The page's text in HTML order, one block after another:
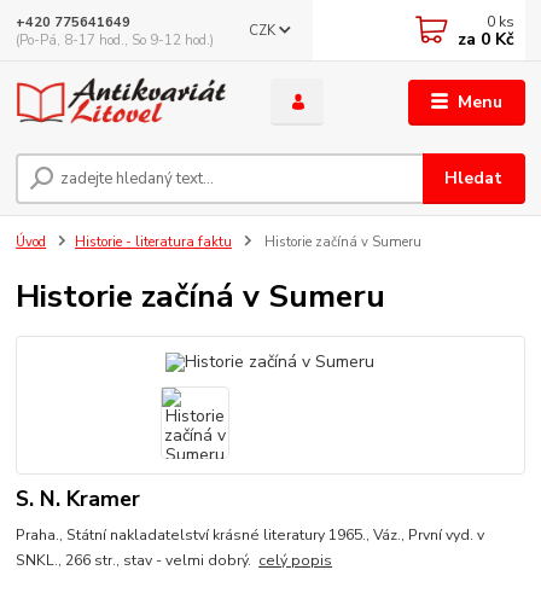
Menu
CZK
Hledat
+420 775641649
(Po-Pá, 8-17 hod., So 9-12 hod.)
0 ks
za 0 Kč
Úvod Historie - literatura faktu Historie začíná v Sumeru
Historie začíná v Sumeru
S. N. Kramer
Praha., Státní nakladatelství krásné literatury 1965., Váz., První vyd. v
SNKL., 266 str., stav - velmi dobrý. celý popis